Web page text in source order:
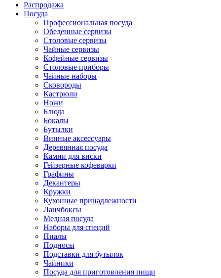
Распродажа
Посуда
Профессиональная посуда
Обеденные сервизы
Столовые сервизы
Чайные сервизы
Кофейные сервизы
Столовые приборы
Чайные наборы
Сковороды
Кастрюли
Ножи
Блюда
Бокалы
Бутылки
Винные аксессуары
Деревянная посуда
Камни для виски
Гейзерные кофеварки
Графины
Декантеры
Кружки
Кухонные принадлежности
Ланчбоксы
Медная посуда
Наборы для специй
Пиалы
Подносы
Подставки для бутылок
Чайники
Посуда для приготовления пищи